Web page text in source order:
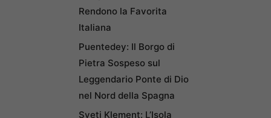
Rendono la Favorita
Italiana
Puentedey: Il Borgo di
Pietra Sospeso sul
Leggendario Ponte di Dio
nel Nord della Spagna
Sveti Klement: L’Isola